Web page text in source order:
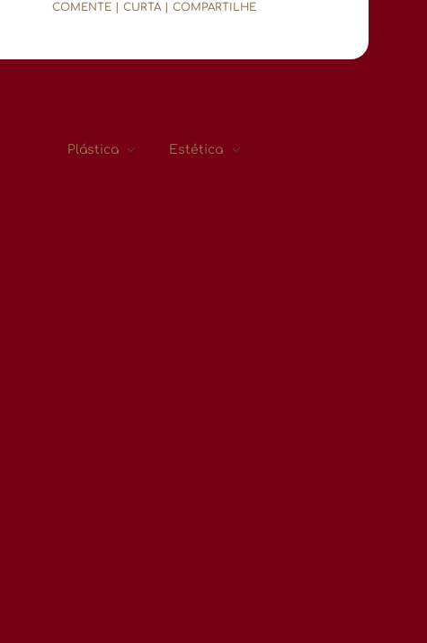
COMENTE | CURTA | COMPARTILHE
Plástica Estética